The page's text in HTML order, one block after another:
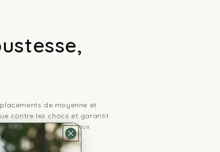
de moyenne et
contre les chocs et garantit
rigides adaptés aux